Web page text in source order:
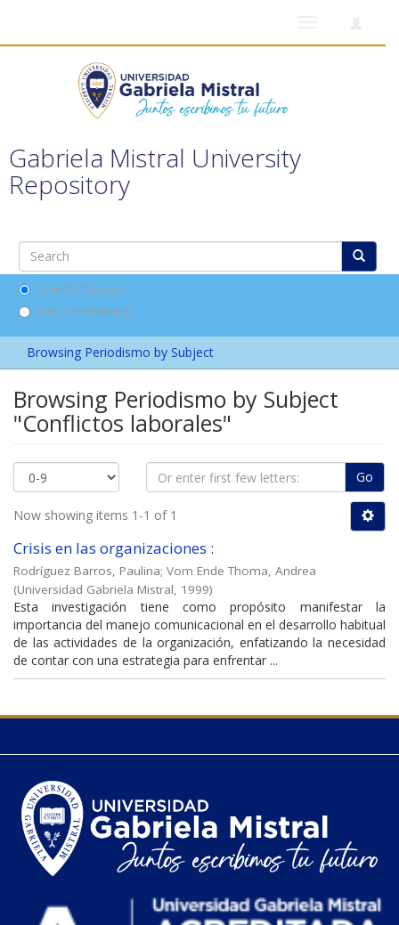
Gabriela Mistral University
Repository
Search DSpace
This Community
Browsing Periodismo by Subject
Browsing Periodismo by Subject
"Conflictos laborales"
Go
Now showing items 1-1 of 1
Crisis en las organizaciones :
Rodríguez Barros, Paulina; Vom Ende Thoma, Andrea
(Universidad Gabriela Mistral, 1999)
Esta investigación tiene como propósito manifestar la
importancia del manejo comunicacional en el desarrollo habitual
de las actividades de la organización, enfatizando la necesidad
de contar con una estrategia para enfrentar ...